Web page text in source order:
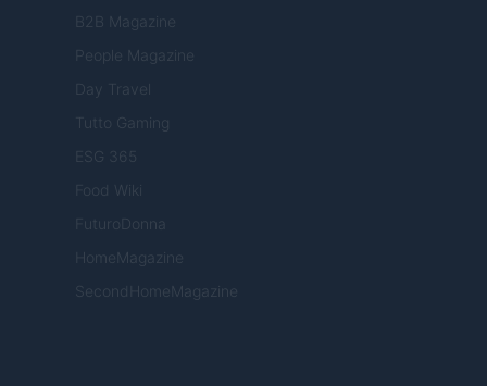
B2B Magazine
People Magazine
Day Travel
Tutto Gaming
ESG 365
Food Wiki
FuturoDonna
HomeMagazine
SecondHomeMagazine